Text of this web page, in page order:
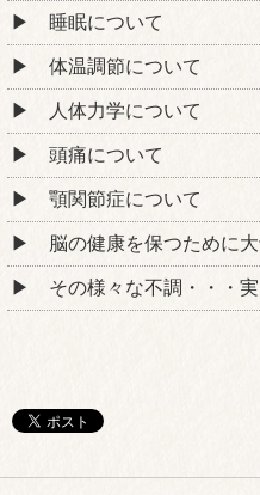
睡眠について
体温調節について
人体力学について
頭痛について
顎関節症について
脳の健康を保つために
その様々な不調・・・